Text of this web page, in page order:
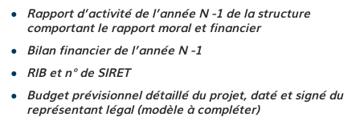
Rapport d’activité de l’année N -1 de la structure
comportant le rapport moral et financier
Bilan financier de l’année N -1
RIB et n° de SIRET
Budget prévisionnel détaillé du projet, daté et signé du
représentant légal (modèle à compléter)